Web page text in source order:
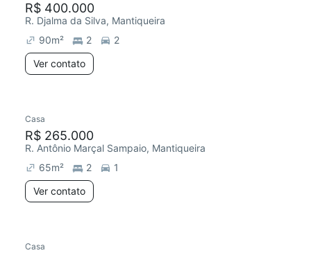
R$ 400.000
R. Djalma da Silva, Mantiqueira
90m² 2
2
Ver contato
Casa
R$ 265.000
R. Antônio Marçal Sampaio, Mantiqueira
65m² 2
1
Ver contato
Casa